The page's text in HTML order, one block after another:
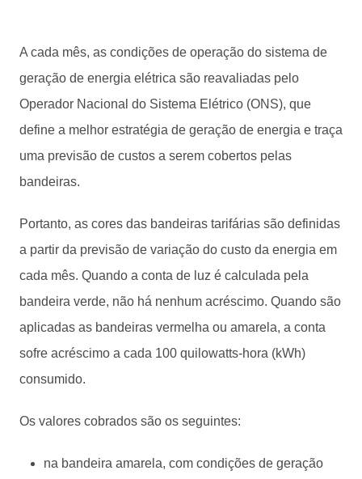
A cada mês, as condições de operação do sistema de
geração de energia elétrica são reavaliadas pelo
Operador Nacional do Sistema Elétrico (ONS), que
define a melhor estratégia de geração de energia e traça
uma previsão de custos a serem cobertos pelas
bandeiras.
Portanto, as cores das bandeiras tarifárias são definidas
a partir da previsão de variação do custo da energia em
cada mês. Quando a conta de luz é calculada pela
bandeira verde, não há nenhum acréscimo. Quando são
aplicadas as bandeiras vermelha ou amarela, a conta
sofre acréscimo a cada 100 quilowatts-hora (kWh)
consumido.
Os valores cobrados são os seguintes:
na bandeira amarela, com condições de geração